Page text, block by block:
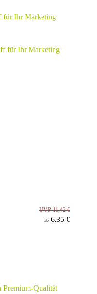
für Ihr Marketing
UVP 11,42 €
ab 6,35 €
Premium-Qualität